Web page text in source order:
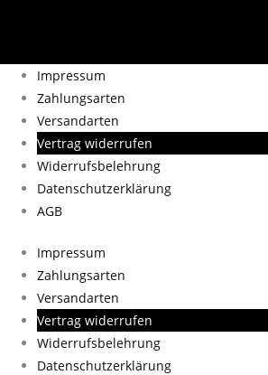
Impressum
Zahlungsarten
Versandarten
Vertrag widerrufen
Widerrufsbelehrung
Datenschutzerklärung
AGB
Impressum
Zahlungsarten
Versandarten
Vertrag widerrufen
Widerrufsbelehrung
Datenschutzerklärung